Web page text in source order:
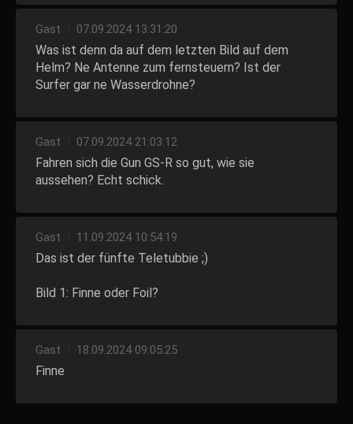
Gast 07.09.2024 13:31:20
Was ist denn da auf dem letzten Bild auf dem
Helm? Ne Antenne zum fernsteuern? Ist der
Surfer gar ne Wasserdrohne?
Gast 07.09.2024 21:03:12
Fahren sich die Gun GS-R so gut, wie sie
aussehen? Echt schick.
Gast 11.09.2024 10:54:19
Das ist der fünfte Teletubbie ;)
Bild 1: Finne oder Foil?
Gast 18.09.2024 09:05:25
Finne